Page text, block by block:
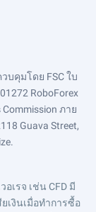
บคุมโดย FSC ใบ
RoboForex
ภาย
Guava Street,
เรจ เช่น CFD มี
เงินเมื่อทำการซื้อ